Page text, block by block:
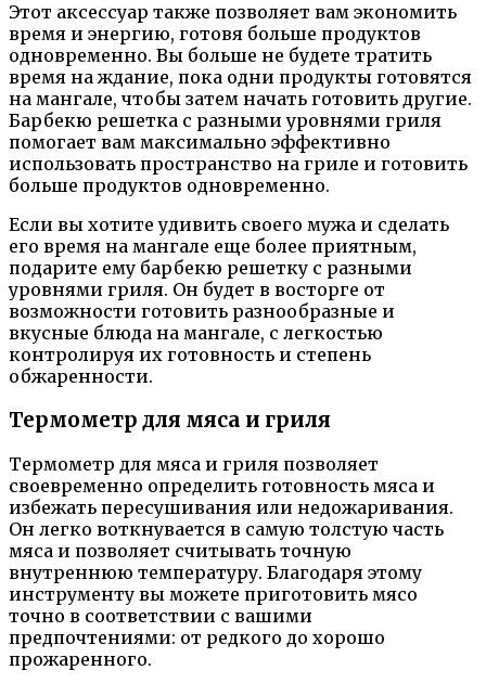
Этот аксессуар также позволяет вам экономить
время и энергию, готовя больше продуктов
одновременно. Вы больше не будете тратить
время на ждание, пока одни продукты готовятся
на мангале, чтобы затем начать готовить другие.
Барбекю решетка с разными уровнями гриля
помогает вам максимально эффективно
использовать пространство на гриле и готовить
больше продуктов одновременно.
Если вы хотите удивить своего мужа и сделать
его время на мангале еще более приятным,
подарите ему барбекю решетку с разными
уровнями гриля. Он будет в восторге от
возможности готовить разнообразные и
вкусные блюда на мангале, с легкостью
контролируя их готовность и степень
обжаренности.
Термометр для мяса и гриля
Термометр для мяса и гриля позволяет
своевременно определить готовность мяса и
избежать пересушивания или недожаривания.
Он легко воткнувается в самую толстую часть
мяса и позволяет считывать точную
внутреннюю температуру. Благодаря этому
инструменту вы можете приготовить мясо
точно в соответствии с вашими
предпочтениями: от редкого до хорошо
прожаренного.